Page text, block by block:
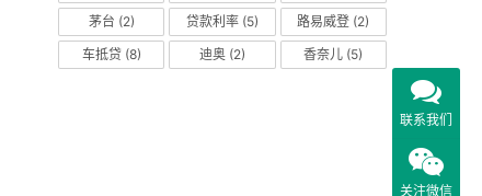
茅台 (2) 贷款利率(5) 路易威登 (2)
车抵贷(8) 迪奥(2) 香奈儿 (5)
联系我们
关注微信